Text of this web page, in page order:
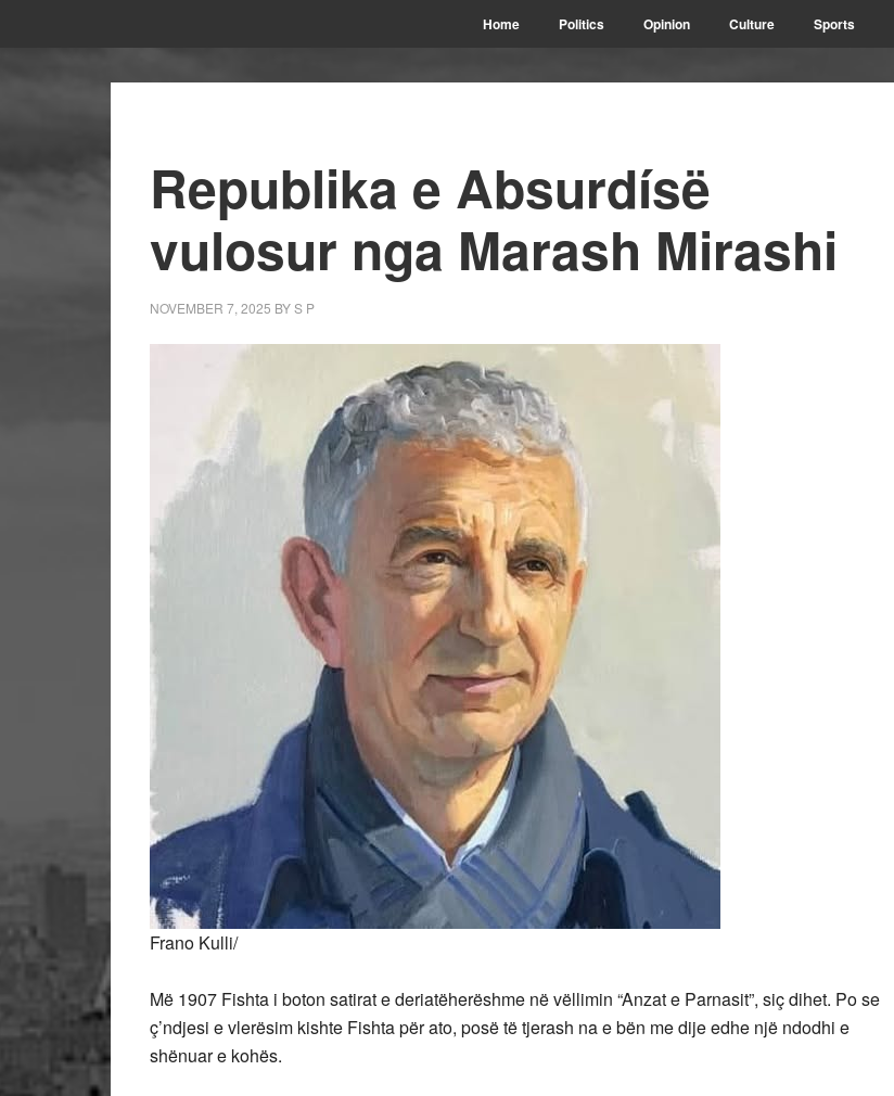
Home Politics Opinion Culture Sports
Republika e Absurdísë
vulosur nga Marash Mirashi
NOVEMBER 7, 2025 BYS P
Frano Kulli/
Më 1907 Fishta i boton satirat e deriatëherëshme në vëllimin “Anzat e Parnasit”, siç dihet. Po se
ç’ndjesi e vlerësim kishte Fishta për ato, posë të tjerash na e bën me dije edhe një ndodhi e
shënuar e kohës.